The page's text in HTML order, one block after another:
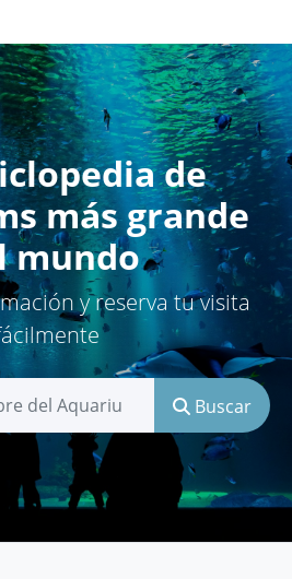
de
más grande
mundo
y reserva tu visita
Buscar